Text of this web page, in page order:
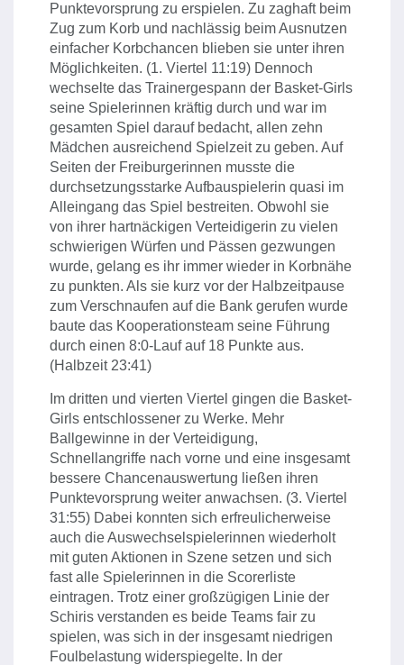
Punktevorsprung zu erspielen. Zu zaghaft beim
Zug zum Korb und nachlässig beim Ausnutzen
einfacher Korbchancen blieben sie unter ihren
Möglichkeiten. (1. Viertel 11:19) Dennoch
wechselte das Trainergespann der Basket-Girls
seine Spielerinnen kräftig durch und war im
gesamten Spiel darauf bedacht, allen zehn
Mädchen ausreichend Spielzeit zu geben. Auf
Seiten der Freiburgerinnen musste die
durchsetzungsstarke Aufbauspielerin quasi im
Alleingang das Spiel bestreiten. Obwohl sie
von ihrer hartnäckigen Verteidigerin zu vielen
schwierigen Würfen und Pässen gezwungen
wurde, gelang es ihr immer wieder in Korbnähe
zu punkten. Als sie kurz vor der Halbzeitpause
zum Verschnaufen auf die Bank gerufen wurde
baute das Kooperationsteam seine Führung
durch einen 8:0-Lauf auf 18 Punkte aus.
(Halbzeit 23:41)
Im dritten und vierten Viertel gingen die Basket-
Girls entschlossener zu Werke. Mehr
Ballgewinne in der Verteidigung,
Schnellangriffe nach vorne und eine insgesamt
bessere Chancenauswertung ließen ihren
Punktevorsprung weiter anwachsen. (3. Viertel
31:55) Dabei konnten sich erfreulicherweise
auch die Auswechselspielerinnen wiederholt
mit guten Aktionen in Szene setzen und sich
fast alle Spielerinnen in die Scorerliste
eintragen. Trotz einer großzügigen Linie der
Schiris verstanden es beide Teams fair zu
spielen, was sich in der insgesamt niedrigen
Foulbelastung widerspiegelte. In der